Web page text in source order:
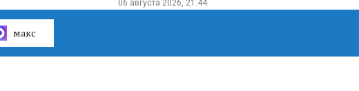
06 августа 2026, 21:44
макс